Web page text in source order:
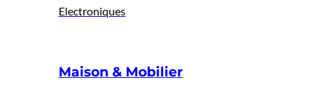
Electroniques
Maison & Mobilier